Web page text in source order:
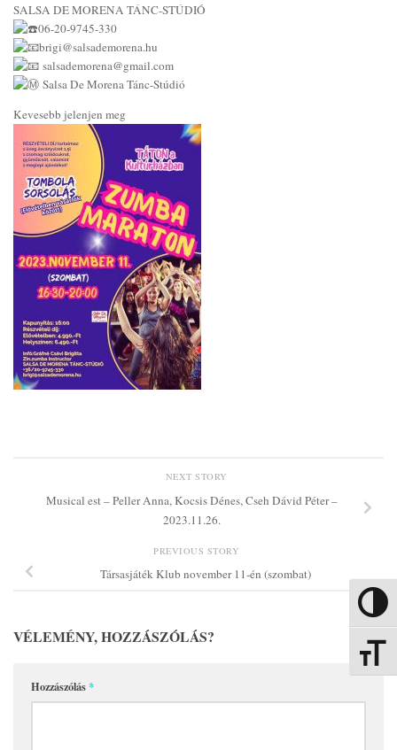
Nagy
SALSA DE MORENA TÁNC-STÚDIÓ
06-20-9745-330
brigi@salsademorena.hu
salsademorena@gmail.com
Salsa De Morena Tánc-Stúdió
Kevesebb jelenjen meg
NEXT STORY
Musical est – Peller Anna, Kocsis Dénes, Cseh Dávid Péter –
2023.11.26.
PREVIOUS STORY
Társasjáték Klub november 11-én (szombat)
VÉLEMÉNY, HOZZÁSZÓLÁS?
Hozzászólás*